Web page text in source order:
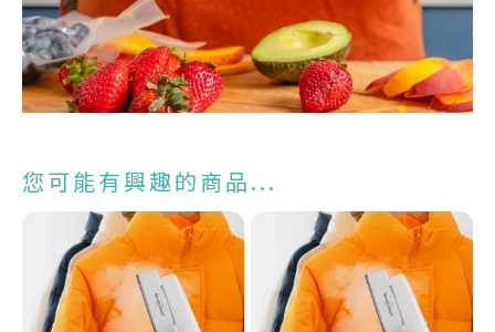
您可能有興趣的商品...